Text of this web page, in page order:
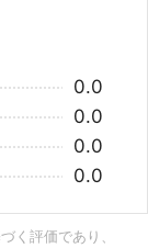
0.0
0.0
0.0
0.0
く評価であり、